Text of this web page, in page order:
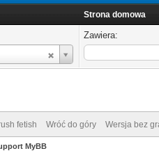
Strona domowa
Zawiera:
fetish Wróć do góry Wersja bez
MyBB